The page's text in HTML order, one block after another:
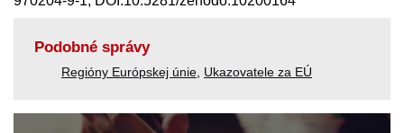
Podobné správy
Regióny Európskej únie Ukazovatele za EÚ